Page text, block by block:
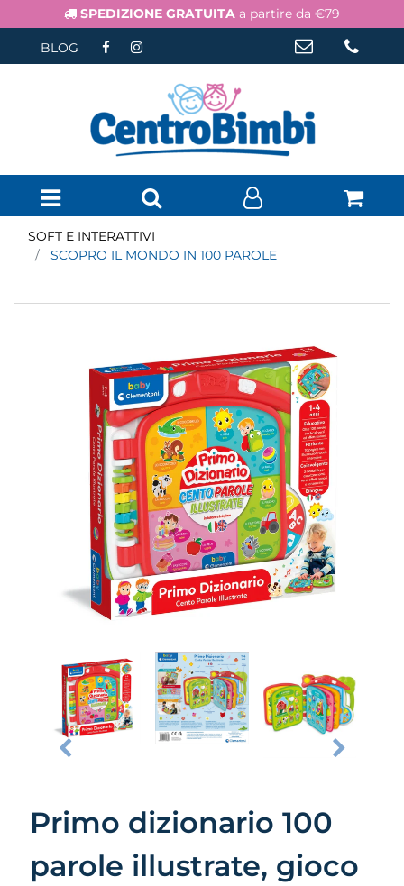
SPEDIZIONE GRATUITA a partire da €79
BLOG
Open menu
SOFT E INTERATTIVI
SCOPRO IL MONDO IN 100 PAROLE
Primo dizionario 100
parole illustrate, gioco